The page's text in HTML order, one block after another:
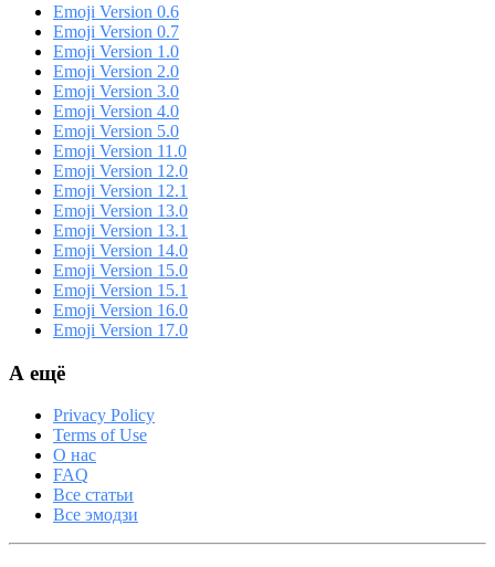
Emoji Version 0.6
Emoji Version 0.7
Emoji Version 1.0
Emoji Version 2.0
Emoji Version 3.0
Emoji Version 4.0
Emoji Version 5.0
Emoji Version 11.0
Emoji Version 12.0
Emoji Version 12.1
Emoji Version 13.0
Emoji Version 13.1
Emoji Version 14.0
Emoji Version 15.0
Emoji Version 15.1
Emoji Version 16.0
Emoji Version 17.0
А ещё
Privacy Policy
Terms of Use
О нас
FAQ
Все статьи
Все эмодзи